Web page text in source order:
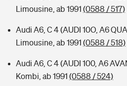
Limousine, ab 1991 (0588 / 517)
Audi A6, C 4 (AUDI 10O, A6
Limousine, ab 1991 (0588 / 518)
Audi A6, C 4 (AUDI 100, A6
Kombi, ab 1991 (0588 / 524)